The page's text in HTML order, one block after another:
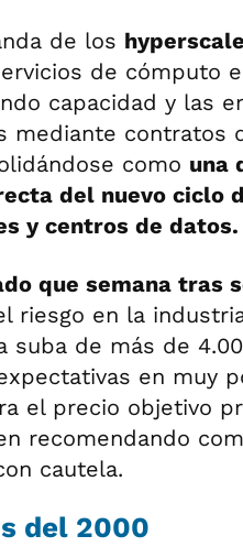
de los
de cómputo
capacidad y las
mediante contratos
como una
del nuevo ciclo
y centros de datos.
que semana tras
riesgo en la
suba de más de
en muy
el precio objetivo
recomendando
cautela.
del 2000